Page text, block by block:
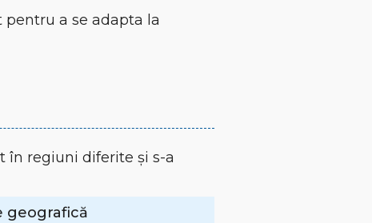
a se adapta la
în regiuni diferite și s-a
geografică